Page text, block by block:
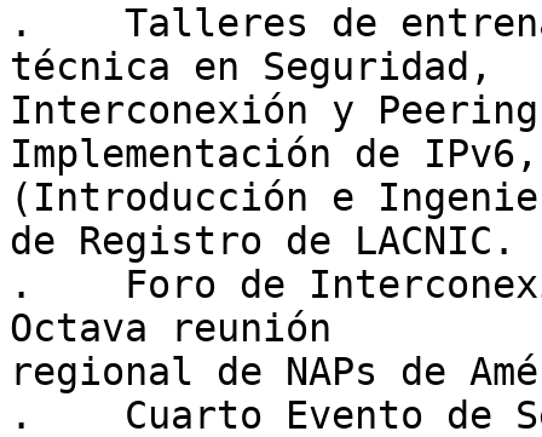
.    Talleres de
técnica en Seguridad,
Interconexión y
Implementación de
(Introducción e
de Registro de LACNIC.
.    Foro de
Octava reunión
regional de NAPs de
.    Cuarto Evento de